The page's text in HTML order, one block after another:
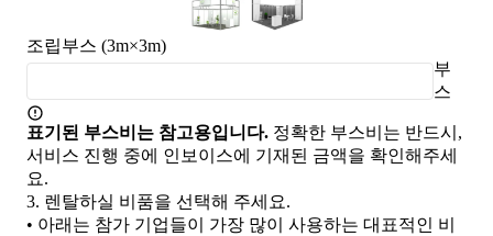
조립부스 (3m×3m)
부
스
표기된 부스비는 참고용입니다. 정확한 부스비는 반드시,
서비스 진행 중에 인보이스에 기재된 금액을 확인해주세
요.
3. 렌탈하실 비품을 선택해 주세요.
• 아래는 참가 기업들이 가장 많이 사용하는 대표적인 비